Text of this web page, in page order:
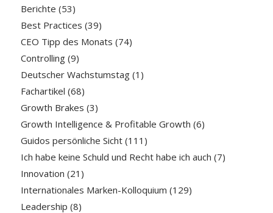
Berichte (53)
Best Practices (39)
CEO Tipp des Monats (74)
Controlling(9)
Deutscher Wachstumstag(1)
Fachartikel (68)
Growth Brakes (3)
Growth Intelligence & Profitable Growth (6)
Guidos persönliche Sicht(111)
Ich habe keine Schuld und Recht habe ich auch (7)
Innovation (21)
Internationales Marken-Kolloquium (129)
Leadership (8)